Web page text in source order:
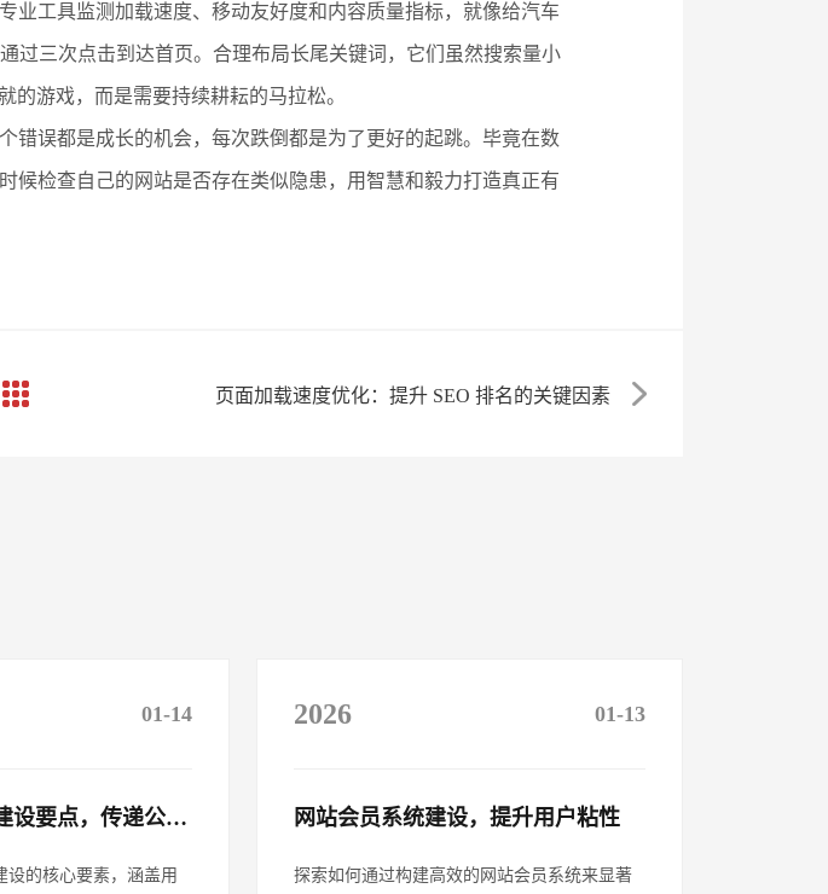
业工具监测加载速度、移动友好度和内容质量指标，就像给汽车
过三次点击到达首页。合理布局长尾关键词，它们虽然搜索量小
的游戏，而是需要持续耕耘的马拉松。
错误都是成长的机会，每次跌倒都是为了更好的起跳。毕竟在数
检查自己的网站是否存在类似隐患，用智慧和毅力打造真正有
页面加载速度优化：提升 SEO 排名的关键因素​
01-14
非营利组织网站建设要点，传递公益理念​
设的核心要素，涵盖用
2026 01-13
网站会员系统建设，提升用户粘性​
探索如何通过构建高效的网站会员系统来显著